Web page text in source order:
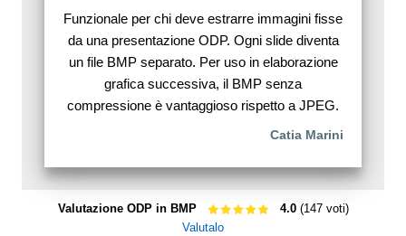
Funzionale per chi deve estrarre immagini fisse
da una presentazione ODP. Ogni slide diventa
un file BMP separato. Per uso in elaborazione
grafica successiva, il BMP senza
compressione è vantaggioso rispetto a JPEG.
Catia Marini
Valutazione ODP in BMP 4.0(147 voti)
Valutalo